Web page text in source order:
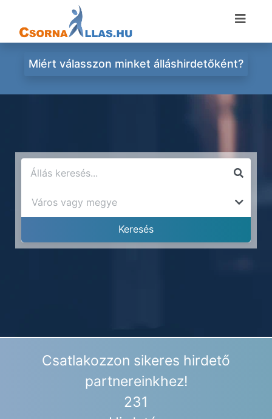
Miért válasszon minket álláshirdetőként?
Csatlakozzon sikeres hirdető
partnereinkhez!
231